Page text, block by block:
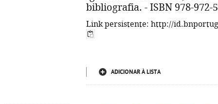
bibliografia. - ISBN 978-972-
Link persistente: http://
ADICIONAR À LISTA